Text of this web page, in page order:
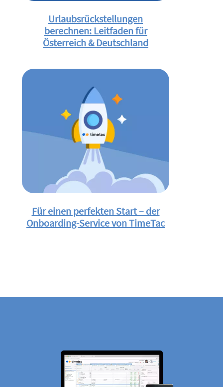
Urlaubsrückstellungen
berechnen: Leitfaden für
Österreich & Deutschland
Für einen perfekten Start – der
Onboarding-Service von TimeTac